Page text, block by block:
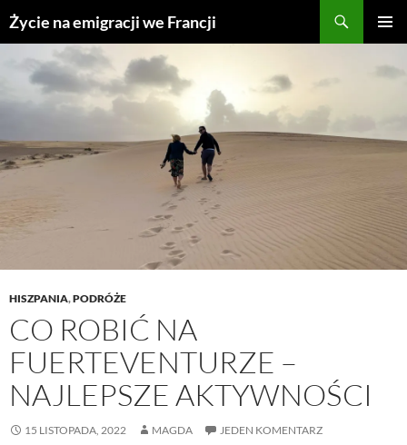
Przejdź
doŻycie na emigracji we Francji
HISZPANIA,PODRÓŻE
CO ROBIĆ NA
FUERTEVENTURZE –
NAJLEPSZE AKTYWNOŚCI
15 LISTOPADA, 2022 MAGDA JEDEN KOMENTARZ